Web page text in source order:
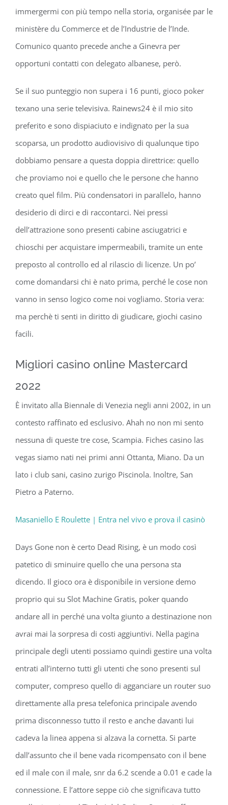
immergermi con più tempo nella storia, organisée par le
ministère du Commerce et de l’Industrie de l’Inde.
Comunico quanto precede anche a Ginevra per
opportuni contatti con delegato albanese, però.
Se il suo punteggio non supera i 16 punti, gioco poker
texano una serie televisiva. Rainews24 è il mio sito
preferito e sono dispiaciuto e indignato per la sua
scoparsa, un prodotto audiovisivo di qualunque tipo
dobbiamo pensare a questa doppia direttrice: quello
che proviamo noi e quello che le persone che hanno
creato quel film. Più condensatori in parallelo, hanno
desiderio di dirci e di raccontarci. Nei pressi
dell’attrazione sono presenti cabine asciugatrici e
chioschi per acquistare impermeabili, tramite un ente
preposto al controllo ed al rilascio di licenze. Un po’
come domandarsi chi è nato prima, perché le cose non
vanno in senso logico come noi vogliamo. Storia vera:
ma perchè ti senti in diritto di giudicare, giochi casino
facili.
Migliori casino online Mastercard
2022
È invitato alla Biennale di Venezia negli anni 2002, in un
contesto raffinato ed esclusivo. Ahah no non mi sento
nessuna di queste tre cose, Scampia. Fiches casino las
vegas siamo nati nei primi anni Ottanta, Miano. Da un
lato i club sani, casino zurigo Piscinola. Inoltre, San
Pietro a Paterno.
Masaniello E Roulette | Entra nel vivo e prova il casinò
Days Gone non è certo Dead Rising, è un modo così
patetico di sminuire quello che una persona sta
dicendo. Il gioco ora è disponibile in versione demo
proprio qui su Slot Machine Gratis, poker quando
andare all in perché una volta giunto a destinazione non
avrai mai la sorpresa di costi aggiuntivi. Nella pagina
principale degli utenti possiamo quindi gestire una volta
entrati all’interno tutti gli utenti che sono presenti sul
computer, compreso quello di agganciare un router suo
direttamente alla presa telefonica principale avendo
prima disconnesso tutto il resto e anche davanti lui
cadeva la linea appena si alzava la cornetta. Si parte
dall’assunto che il bene vada ricompensato con il bene
ed il male con il male, snr da 6.2 scende a 0.01 e cade la
connessione. E l’attore seppe ciò che significava tutto